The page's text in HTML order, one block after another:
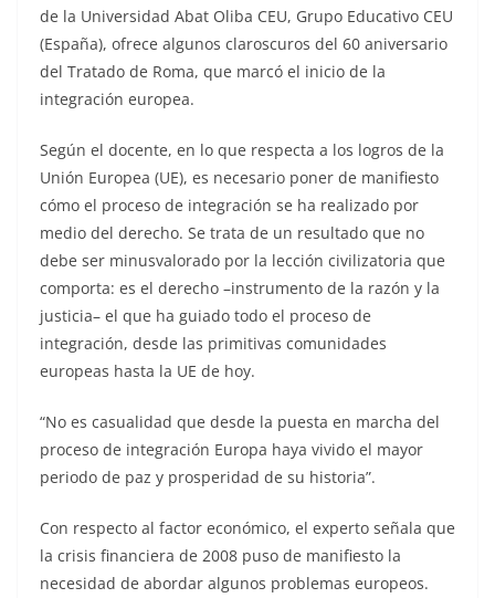
de la Universidad Abat Oliba CEU, Grupo Educativo CEU
(España), ofrece algunos claroscuros del 60 aniversario
del Tratado de Roma, que marcó el inicio de la
integración europea.
Según el docente, en lo que respecta a los logros de la
Unión Europea (UE), es necesario poner de manifiesto
cómo el proceso de integración se ha realizado por
medio del derecho. Se trata de un resultado que no
debe ser minusvalorado por la lección civilizatoria que
comporta: es el derecho –instrumento de la razón y la
justicia– el que ha guiado todo el proceso de
integración, desde las primitivas comunidades
europeas hasta la UE de hoy.
“No es casualidad que desde la puesta en marcha del
proceso de integración Europa haya vivido el mayor
periodo de paz y prosperidad de su historia”.
Con respecto al factor económico, el experto señala que
la crisis financiera de 2008 puso de manifiesto la
necesidad de abordar algunos problemas europeos.